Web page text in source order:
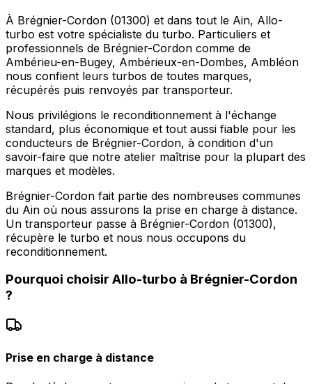
À Brégnier-Cordon (01300) et dans tout le Ain, Allo-
turbo est votre spécialiste du turbo. Particuliers et
professionnels de Brégnier-Cordon comme de
Ambérieu-en-Bugey, Ambérieux-en-Dombes, Ambléon
nous confient leurs turbos de toutes marques,
récupérés puis renvoyés par transporteur.
Nous privilégions le reconditionnement à l'échange
standard, plus économique et tout aussi fiable pour les
conducteurs de Brégnier-Cordon, à condition d'un
savoir-faire que notre atelier maîtrise pour la plupart des
marques et modèles.
Brégnier-Cordon fait partie des nombreuses communes
du Ain où nous assurons la prise en charge à distance.
Un transporteur passe à Brégnier-Cordon (01300),
récupère le turbo et nous nous occupons du
reconditionnement.
Pourquoi choisir Allo-turbo à Brégnier-Cordon
?
Prise en charge à distance